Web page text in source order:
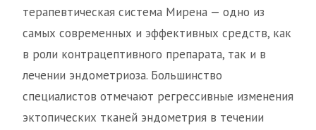
терапевтическая система Мирена — одно из
самых современных и эффективных средств, как
в роли контрацептивного препарата, так и в
лечении эндометриоза. Большинство
специалистов отмечают регрессивные изменения
эктопических тканей эндометрия в течении